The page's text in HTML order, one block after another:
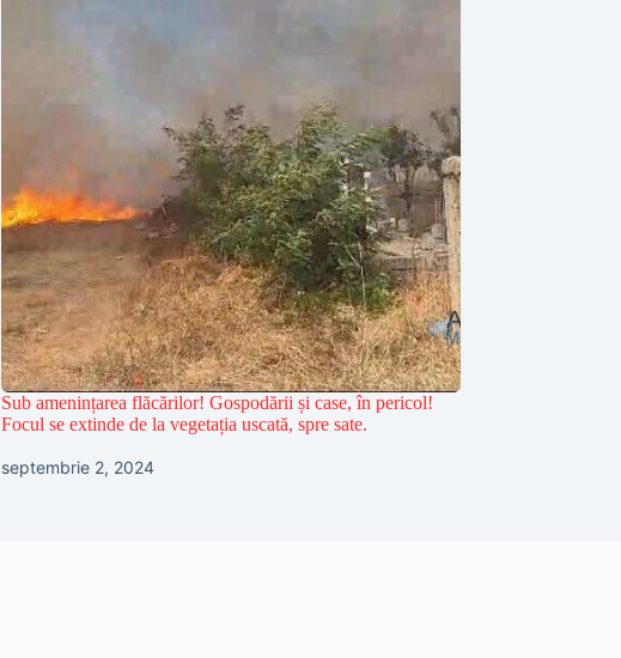
Sub amenințarea flăcărilor! Gospodării și case, în pericol!
Focul se extinde de la vegetația uscată, spre sate.
septembrie 2, 2024